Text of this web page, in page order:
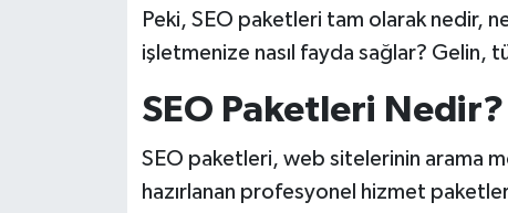
Peki, SEO paketleri tam olarak nedir,
işletmenize nasıl fayda sağlar? Gelin,
SEO Paketleri Nedir?
SEO paketleri, web sitelerinin arama
hazırlanan profesyonel hizmet